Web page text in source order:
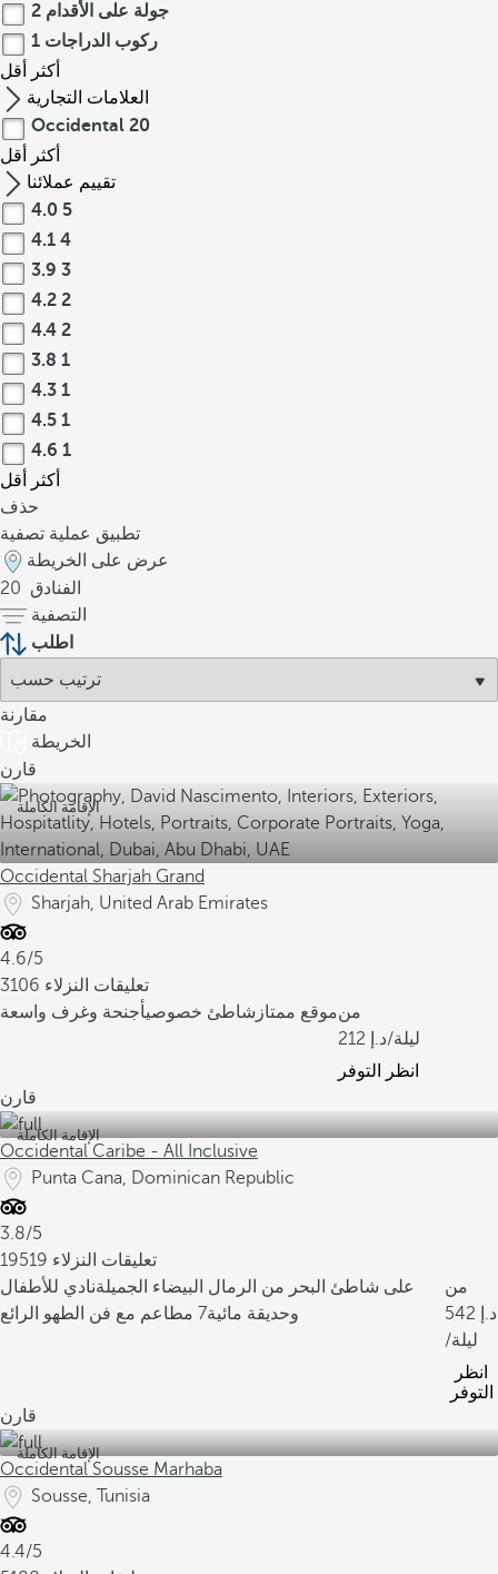
جولة على الأقدام 2
ركوب الدراجات 1
أكثر
أقل
العلامات التجارية
Occidental 20
أكثر
أقل
تقييم عملائنا
4.0 5
4.1 4
3.9 3
4.2 2
4.4 2
3.8 1
4.3 1
4.5 1
4.6 1
أكثر
أقل
حذف
تطبيق عملية تصفية
عرض على الخريطة
20 الفنادق
التصفية
اطلب
مقارنة
الخريطة
قارن
الإقامة الكاملة
Occidental Sharjah Grand
Sharjah, United Arab Emirates
4.6/5
3106 تعليقات النزلاء
موقع ممتاز شاطئ خصوصيأجنحة وغرف واسعة
من
212
/ليلة
انظر التوفر
قارن
الإقامة الكاملة
Occidental Caribe - All Inclusive
Punta Cana, Dominican Republic
3.8/5
19519 تعليقات النزلاء
على شاطئ البحر من الرمال البيضاء الجميلةنادي للأطفال
وحديقة مائية7 مطاعم مع فن الطهو الرائع
من
542
/ليلة
انظر
التوفر
قارن
الإقامة الكاملة
Occidental Sousse Marhaba
Sousse, Tunisia
4.4/5